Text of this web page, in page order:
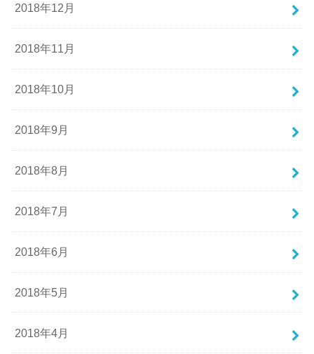
2018年12月
2018年11月
2018年10月
2018年9月
2018年8月
2018年7月
2018年6月
2018年5月
2018年4月